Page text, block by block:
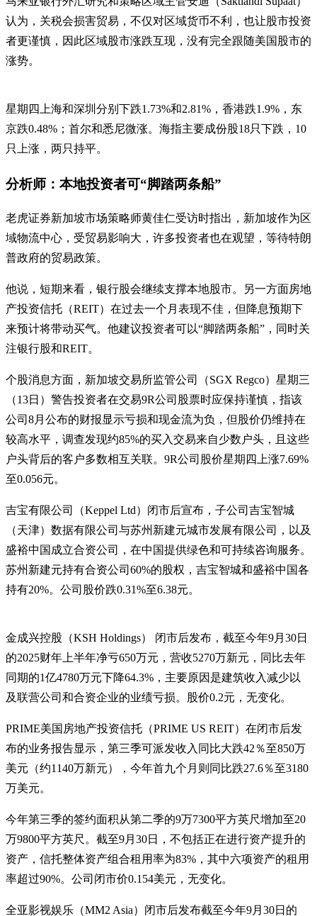
认为，关税会损害贸易，不仅对区域货币不利，也让股市投资
者更谨慎，因此区域股市涨跌互现，没有完全跟随美国股市的
涨势。
星期四上海和深圳分别下跌1.73%和2.81%，香港跌1.9%，东
京跌0.48%；首尔和悉尼微涨。海指主要成份股18只下跌，10
只上涨，两只持平。
分析师：本地投资者可“脚踏两条船”
老虎证券新加坡市场策略师黄佳仁受访时指出，新加坡作为区
域物流中心，受贸易影响大，许多投资者也在观望，等待特朗
普政府的贸易政策。
他说，短期来看，银行股会继续支撑本地股市。另一方面房地
产投资信托（REIT）在过去一个月表现不佳，但降息预期下
来预计将带动买气。他建议投资者可以“脚踏两条船”，同时关
注银行股和REIT。
个股消息方面，新加坡交易所监管公司（SGX Regco）星期三
（13日）警告投资者在交易9R公司股票时应保持谨慎，指该
公司8月公布的财报显示亏损和现金流为负，但股价仍维持在
较高水平，调查发现约85%的买入交易来自少数户头，且这些
户头背后的客户多数相互关联。9R公司股价星期四上涨7.69%
至0.056元。
吉宝有限公司（Keppel Ltd）闭市后宣布，子公司吉宝智城
（天津）数据有限公司与苏州新建元城市发展有限公司，以及
盛裕中国成立合资公司，在中国提供绿色和可持续咨询服务。
苏州新建元持有合资公司60%的股权，吉宝智城和盛裕中国各
持有20%。公司股价跌0.31%至6.38元。
金成兴控股（KSH Holdings） 闭市后发布，截至今年9月30日
的2025财年上半年净亏650万元，营收5270万新元，同比去年
同期的1亿4780万元下降64.3%，主要原因是建筑收入减少以
及联营公司和合资企业的业绩亏损。股价0.2元，无变化。
PRIME美国房地产投资信托（PRIME US REIT）在闭市后发
布的业务报告显示，第三季可派发收入同比大跌42％至850万
美元（约1140万新元），今年首九个月则同比跌27.6％至3180
万美元。
今年第三季的签约面积从第二季的9万7300平方英尺增加至20
万9800平方英尺。截至9月30日，不包括正在进行资产提升的
资产，信托整体资产组合租用率为83%，其中六项资产的租用
率超过90%。公司闭市价0.154美元，无变化。
全亚影视娱乐（MM2 Asia）闭市后发布截至今年9月30日的